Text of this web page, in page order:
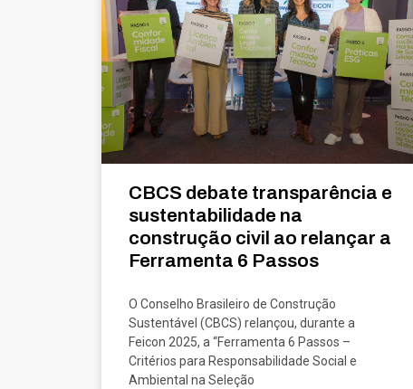
CBCS debate transparência e
sustentabilidade na
construção civil ao relançar a
Ferramenta 6 Passos
O Conselho Brasileiro de Construção
Sustentável (CBCS) relançou, durante a
Feicon 2025, a “Ferramenta 6 Passos –
Critérios para Responsabilidade Social e
Ambiental na Seleção